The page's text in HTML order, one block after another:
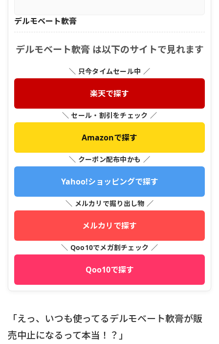
デルモベート軟膏
デルモベート軟膏 は以下のサイトで見れます
＼ 只今タイムセール中 ／
楽天で探す
＼ セール・割引をチェック ／
Amazonで探す
＼ クーポン配布中かも ／
Yahoo!ショッピングで探す
＼ メルカリで掘り出し物 ／
メルカリで探す
＼ Qoo10でメガ割チェック ／
Qoo10で探す
「えっ、いつも使ってるデルモベート軟膏が販
売中止になるって本当！？」